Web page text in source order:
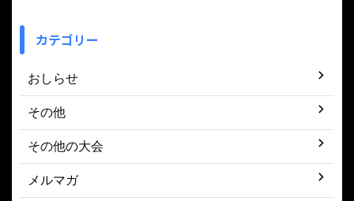
カテゴリー
おしらせ
その他
その他の大会
メルマガ